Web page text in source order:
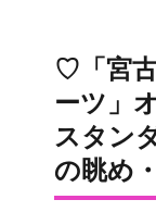
♡「宮
ーツ」
スタン
の眺め